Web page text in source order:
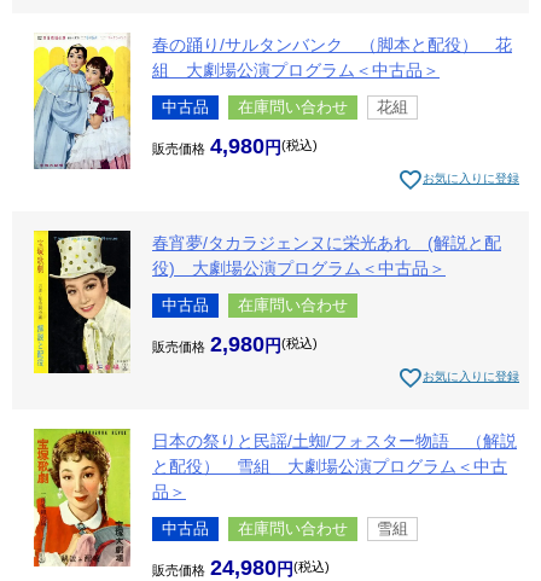
春の踊り/サルタンバンク （脚本と配役） 花
組 大劇場公演プログラム＜中古品＞
中古品 在庫問い合わせ 花組
販売価格 4,980 税込
お気に入りに登録
春宵夢/タカラジェンヌに栄光あれ (解説と配
役) 大劇場公演プログラム＜中古品＞
中古品 在庫問い合わせ
販売価格 2,980 税込
お気に入りに登録
日本の祭りと民謡/土蜘/フォスター物語 （解説
と配役） 雪組 大劇場公演プログラム＜中古
品＞
中古品 在庫問い合わせ 雪組
販売価格 24,980 税込